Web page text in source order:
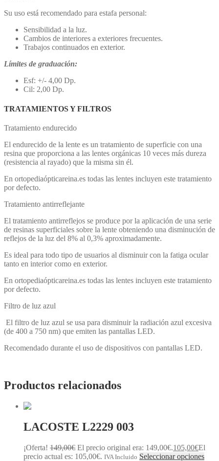
Su uso está recomendado para estafa personal:
Sensibilidad a la luz.
Cambios de interiores a exteriores frecuentes.
Trabajos continuados en exterior.
Límites de graduación:
Esf: +/- 4,00 Dp.
Cil: 2,00 Dp.
TRATAMIENTOS Y FILTROS
Tratamiento endurecido
El endurecido de la lente es un tratamiento de superficie con una
resina que proporciona a las lentes orgánicas 10 veces más dureza
(resistencia al rayado) que la misma sin él.
En ortopediaópticareina.es todas las lentes incluyen este tratamiento
por defecto.
Tratamiento antirreflejante
El tratamiento antirreflejos se produce por la aplicación de una serie
de resinas superficiales sobre la lente obteniendo una disminución de
reflejos de la luz del 8% al 0,3% aproximadamente.
Es ideal para todo tipo de usuarios al disminuir con la fatiga ocular
tanto en interior como en exterior.
En ortopediaópticareina.es todas las lentes incluyen este tratamiento
por defecto.
Filtro de luz azul
El filtro de luz azul se usa para disminuir la radiación azul excesiva
(de 400 a 750 nm) que emiten las pantallas LED.
Recomendado durante el uso de dispositivos con pantallas LED.
Productos relacionados
LACOSTE L2229 003
¡Oferta! 149,00€ El precio original era: 149,00€.105,00€El
precio actual es: 105,00€. IVA Incluido Seleccionar opciones